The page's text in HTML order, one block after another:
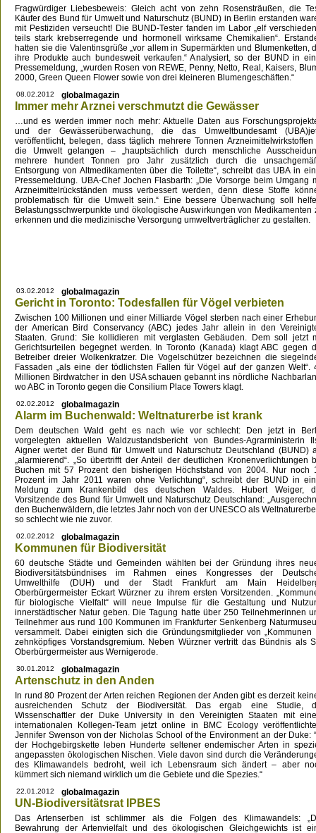
Fragwürdiger Liebesbeweis: Gleich acht von zehn Rosensträußen, die
Käufer des Bund für Umwelt und Naturschutz (BUND) in Berlin erstanden
mit Pestiziden verseucht! Die BUND-Tester fanden im Labor „elf
teils stark krebserregende und hormonell wirksame Chemikalien“.
hatten sie die Valentinsgrüße „vor allem in Supermärkten und Blumenketten,
ihre Produkte auch bundesweit verkaufen.“ Analysiert, so der BUND in
Pressemeldung, „wurden Rosen von REWE, Penny, Netto, Real, Kaisers,
2000, Green Queen Flower sowie von drei kleineren Blumengeschäften.“
08.02.2012 globalmagazin
Immer mehr Arznei verschmutzt die Gewässer
…und es werden immer noch mehr: Aktuelle Daten aus
und der Gewässerüberwachung, die das Umweltbundesamt
veröffentlicht, belegen, dass täglich mehrere Tonnen Arzneimittelwirkstoffen
die Umwelt gelangen – „hauptsächlich durch menschliche
mehrere hundert Tonnen pro Jahr zusätzlich durch die
Entsorgung von Altmedikamenten über die Toilette“, schreibt das UBA in
Pressemeldung. UBA-Chef Jochen Flasbarth: „Die Vorsorge beim Umgang
Arzneimittelrückständen muss verbessert werden, denn diese Stoffe
problematisch für die Umwelt sein.“ Eine bessere Überwachung soll
Belastungsschwerpunkte und ökologische Auswirkungen von Medikamenten
erkennen und die medizinische Versorgung umweltverträglicher zu gestalten.
03.02.2012 globalmagazin
Gericht in Toronto: Todesfallen für Vögel verbieten
Zwischen 100 Millionen und einer Milliarde Vögel sterben nach einer
der American Bird Conservancy (ABC) jedes Jahr allein in den
Staaten. Grund: Sie kollidieren mit verglasten Gebäuden. Dem soll jetzt
Gerichtsurteilen begegnet werden. In Toronto (Kanada) klagt ABC gegen
Betreiber dreier Wolkenkratzer. Die Vogelschützer bezeichnen die
Fassaden „als eine der tödlichsten Fallen für Vögel auf der ganzen Welt“.
Millionen Birdwatcher in den USA schauen gebannt ins nördliche
wo ABC in Toronto gegen die Consilium Place Towers klagt.
02.02.2012 globalmagazin
Alarm im Buchenwald: Weltnaturerbe ist krank
Dem deutschen Wald geht es nach wie vor schlecht: Den jetzt in
vorgelegten aktuellen Waldzustandsbericht von Bundes-Agrarministerin
Aigner wertet der Bund für Umwelt und Naturschutz Deutschland (BUND)
„alarmierend“. „So übertrifft der Anteil der deutlichen Kronenverlichtungen
Buchen mit 57 Prozent den bisherigen Höchststand von 2004. Nur noch
Prozent im Jahr 2011 waren ohne Verlichtung“, schreibt der BUND in
Meldung zum Krankenbild des deutschen Waldes. Hubert Weiger,
Vorsitzende des Bund für Umwelt und Naturschutz Deutschland:
den Buchenwäldern, die letztes Jahr noch von der UNESCO als
so schlecht wie nie zuvor.
02.02.2012 globalmagazin
Kommunen für Biodiversität
60 deutsche Städte und Gemeinden wählten bei der Gründung ihres
Biodiversitätsbündnises im Rahmen eines Kongresses der
Umwelthilfe (DUH) und der Stadt Frankfurt am Main
Oberbürgermeister Eckart Würzner zu ihrem ersten Vorsitzenden.
für biologische Vielfalt“ will neue Impulse für die Gestaltung und
innerstädtischer Natur geben. Die Tagung hatte über 250 Teilnehmerinnen
Teilnehmer aus rund 100 Kommunen im Frankfurter Senkenberg
versammelt. Dabei einigten sich die Gründungsmitglieder von
zehnköpfiges Vorstandsgremium. Neben Würzner vertritt das Bündnis als
Oberbürgermeister aus Wernigerode.
30.01.2012 globalmagazin
Artenschutz in den Anden
In rund 80 Prozent der Arten reichen Regionen der Anden gibt es derzeit
ausreichenden Schutz der Biodiversität. Das ergab eine Studie,
Wissenschaftler der Duke University in den Vereinigten Staaten mit
internationalen Kollegen-Team jetzt online in BMC Ecology
Jennifer Swenson von der Nicholas School of the Environment an der Duke:
der Hochgebirgskette leben Hunderte seltener endemischer Arten in
angepassten ökologischen Nischen. Viele davon sind durch die
des Klimawandels bedroht, weil ich Lebensraum sich ändert – aber
kümmert sich niemand wirklich um die Gebiete und die Spezies.“
22.01.2012 globalmagazin
UN-Biodiversitätsrat IPBES
Das Artenserben ist schlimmer als die Folgen des Klimawandels:
Bewahrung der Artenvielfalt und des ökologischen Gleichgewichts ist